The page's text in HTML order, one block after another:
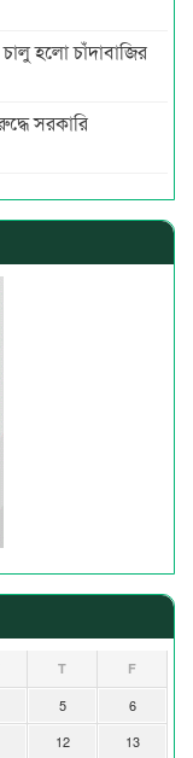
হলো চাঁদাবাজির
সরকারি
T F
5
6
12
13